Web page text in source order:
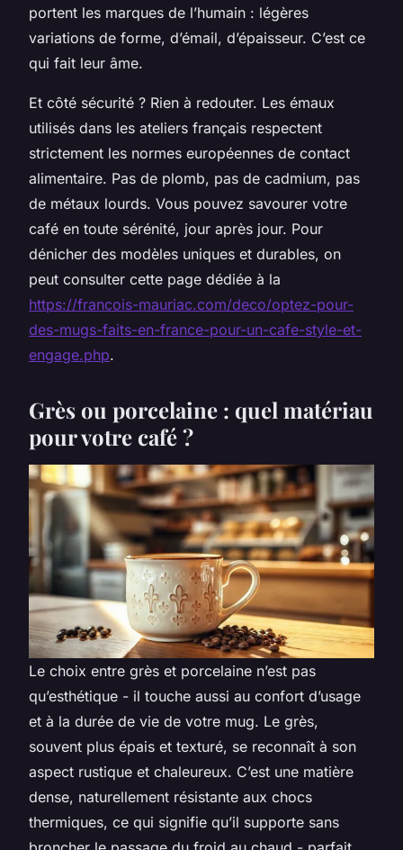
portent les marques de l’humain : légères
variations de forme, d’émail, d’épaisseur. C’est ce
qui fait leur âme.
Et côté sécurité ? Rien à redouter. Les émaux
utilisés dans les ateliers français respectent
strictement les normes européennes de contact
alimentaire. Pas de plomb, pas de cadmium, pas
de métaux lourds. Vous pouvez savourer votre
café en toute sérénité, jour après jour. Pour
dénicher des modèles uniques et durables, on
peut consulter cette page dédiée à la
https://francois-mauriac.com/deco/optez-pour-
des-mugs-faits-en-france-pour-un-cafe-style-et-
engage.php.
Grès ou porcelaine : quel matériau
pour votre café ?
Le choix entre grès et porcelaine n’est pas
qu’esthétique - il touche aussi au confort d’usage
et à la durée de vie de votre mug. Le grès,
souvent plus épais et texturé, se reconnaît à son
aspect rustique et chaleureux. C’est une matière
dense, naturellement résistante aux chocs
thermiques, ce qui signifie qu’il supporte sans